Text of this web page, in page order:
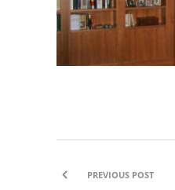
PREVIOUS POST